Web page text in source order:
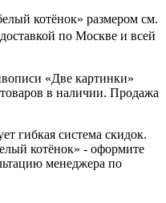
котёнок» размером см.
по Москве и всей
«Две картинки»
в наличии. Продажа
гибкая система скидок.
котёнок» - оформите
менеджера по